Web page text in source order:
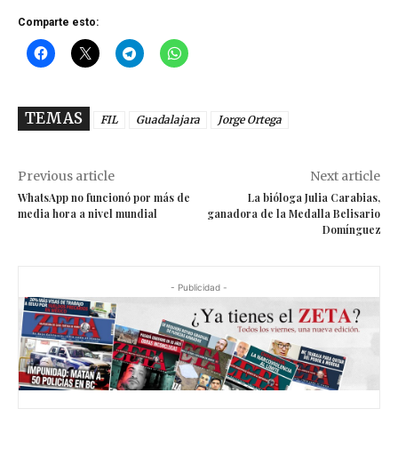
Comparte esto:
TEMAS FIL Guadalajara Jorge Ortega
Previous article
WhatsApp no funcionó por más de
media hora a nivel mundial
Next article
La bióloga Julia Carabias,
ganadora de la Medalla Belisario
Domínguez
- Publicidad -